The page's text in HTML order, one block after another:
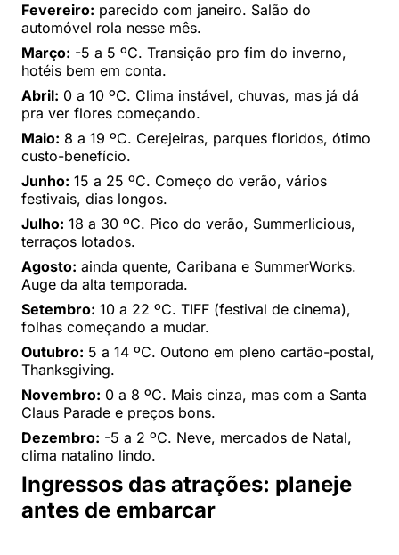
Fevereiro: parecido com janeiro. Salão do
automóvel rola nesse mês.
Março: -5 a 5 ºC. Transição pro fim do inverno,
hotéis bem em conta.
Abril: 0 a 10 ºC. Clima instável, chuvas, mas já dá
pra ver flores começando.
Maio: 8 a 19 ºC. Cerejeiras, parques floridos, ótimo
custo-benefício.
Junho: 15 a 25 ºC. Começo do verão, vários
festivais, dias longos.
Julho: 18 a 30 ºC. Pico do verão, Summerlicious,
terraços lotados.
Agosto: ainda quente, Caribana e SummerWorks.
Auge da alta temporada.
Setembro: 10 a 22 ºC. TIFF (festival de cinema),
folhas começando a mudar.
Outubro: 5 a 14 ºC. Outono em pleno cartão-postal,
Thanksgiving.
Novembro: 0 a 8 ºC. Mais cinza, mas com a Santa
Claus Parade e preços bons.
Dezembro: -5 a 2 ºC. Neve, mercados de Natal,
clima natalino lindo.
Ingressos das atrações: planeje
antes de embarcar